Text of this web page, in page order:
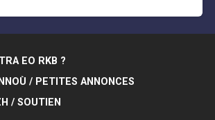
EO RKB ?
/ PETITES ANNONCES
/ SOUTIEN